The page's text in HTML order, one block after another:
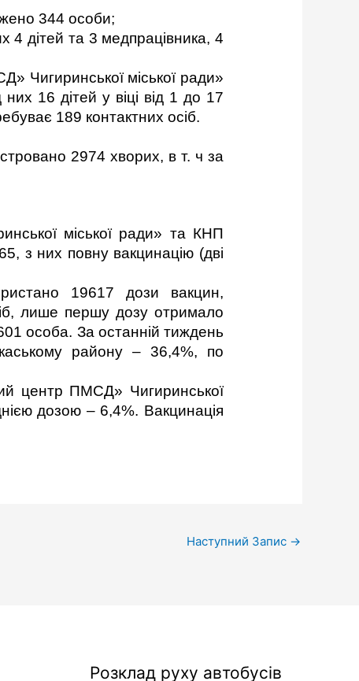
344 особи;
4 дітей та 3 медпрацівника, 4
Чигиринської міської ради»
16 дітей у віці від 1 до 17
189 контактних осіб.
2974 хворих, в т. ч за
міської ради» та КНП
з них повну вакцинацію (дві
19617 дози вакцин,
лише першу дозу отримало
особа. За останній тиждень
району – 36,4%, по
центр ПМСД» Чигиринської
дозою – 6,4%. Вакцинація
Наступний Запис →
Розклад руху автобусів